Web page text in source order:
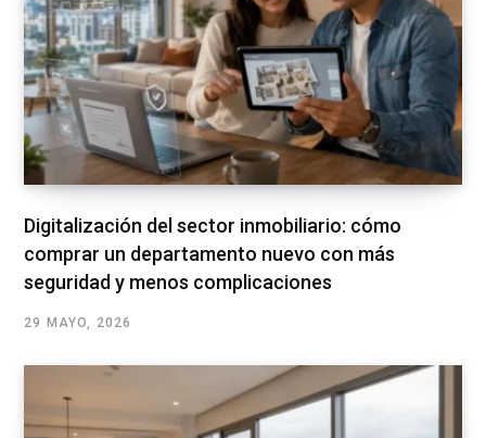
Digitalización del sector inmobiliario: cómo
comprar un departamento nuevo con más
seguridad y menos complicaciones
29 MAYO, 2026